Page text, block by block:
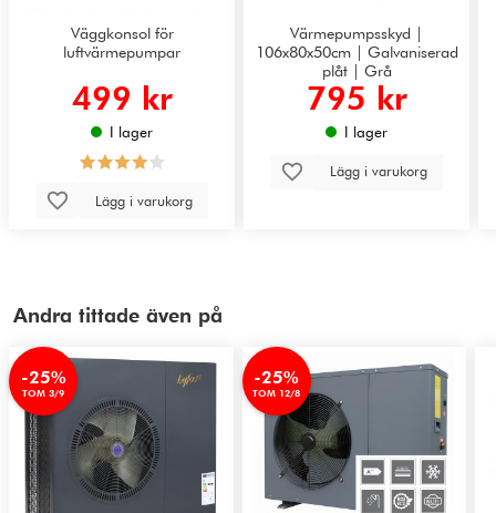
Väggkonsol för
luftvärmepumpar
499 kr
I lager
Lägg i varukorg
Värmepumpsskyd |
106x80x50cm | Galvaniserad
plåt | Grå
795 kr
I lager
Lägg i varukorg
Andra tittade även på
-25%
TOM 3/9
-25%
TOM 12/8